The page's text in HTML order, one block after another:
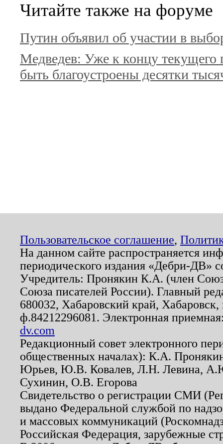
Читайте также на форуме
Путин объявил об участии в
Медведев: Уже к концу текущего
быть благоустроены десятки
Пользовательское соглашение,
На данном сайте распространяется
периодического издания «Дебри-ДВ»
Учредитель: Пронякин К.А. (член
Союза писателей России). Главный
680032, Хабаровский край,
ф.84212296081. Электронная
dv.com
Редакционный совет электронного
общественных началах): К.А.
Юрьев, Ю.В. Ковалев, Л.Н. Левина,
Сухинин, О.В. Егорова
Свидетельство о регистрации СМИ
выдано Федеральной службой по
и массовых коммуникаций
Российская Федерация, зарубежные